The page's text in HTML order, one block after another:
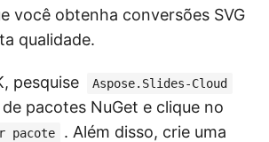
você obtenha conversões SVG
qualidade.
pesquise Aspose.Slides-Cloud
pacotes NuGet e clique no
pacote
. Além disso, crie uma